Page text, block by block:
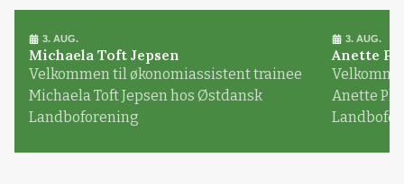
3. AUG.
Michaela Toft Jepsen
Velkommen til økonomiassistent trainee
Michaela Toft Jepsen hos Østdansk
Landboforening
3. AUG.
Anette
Anette